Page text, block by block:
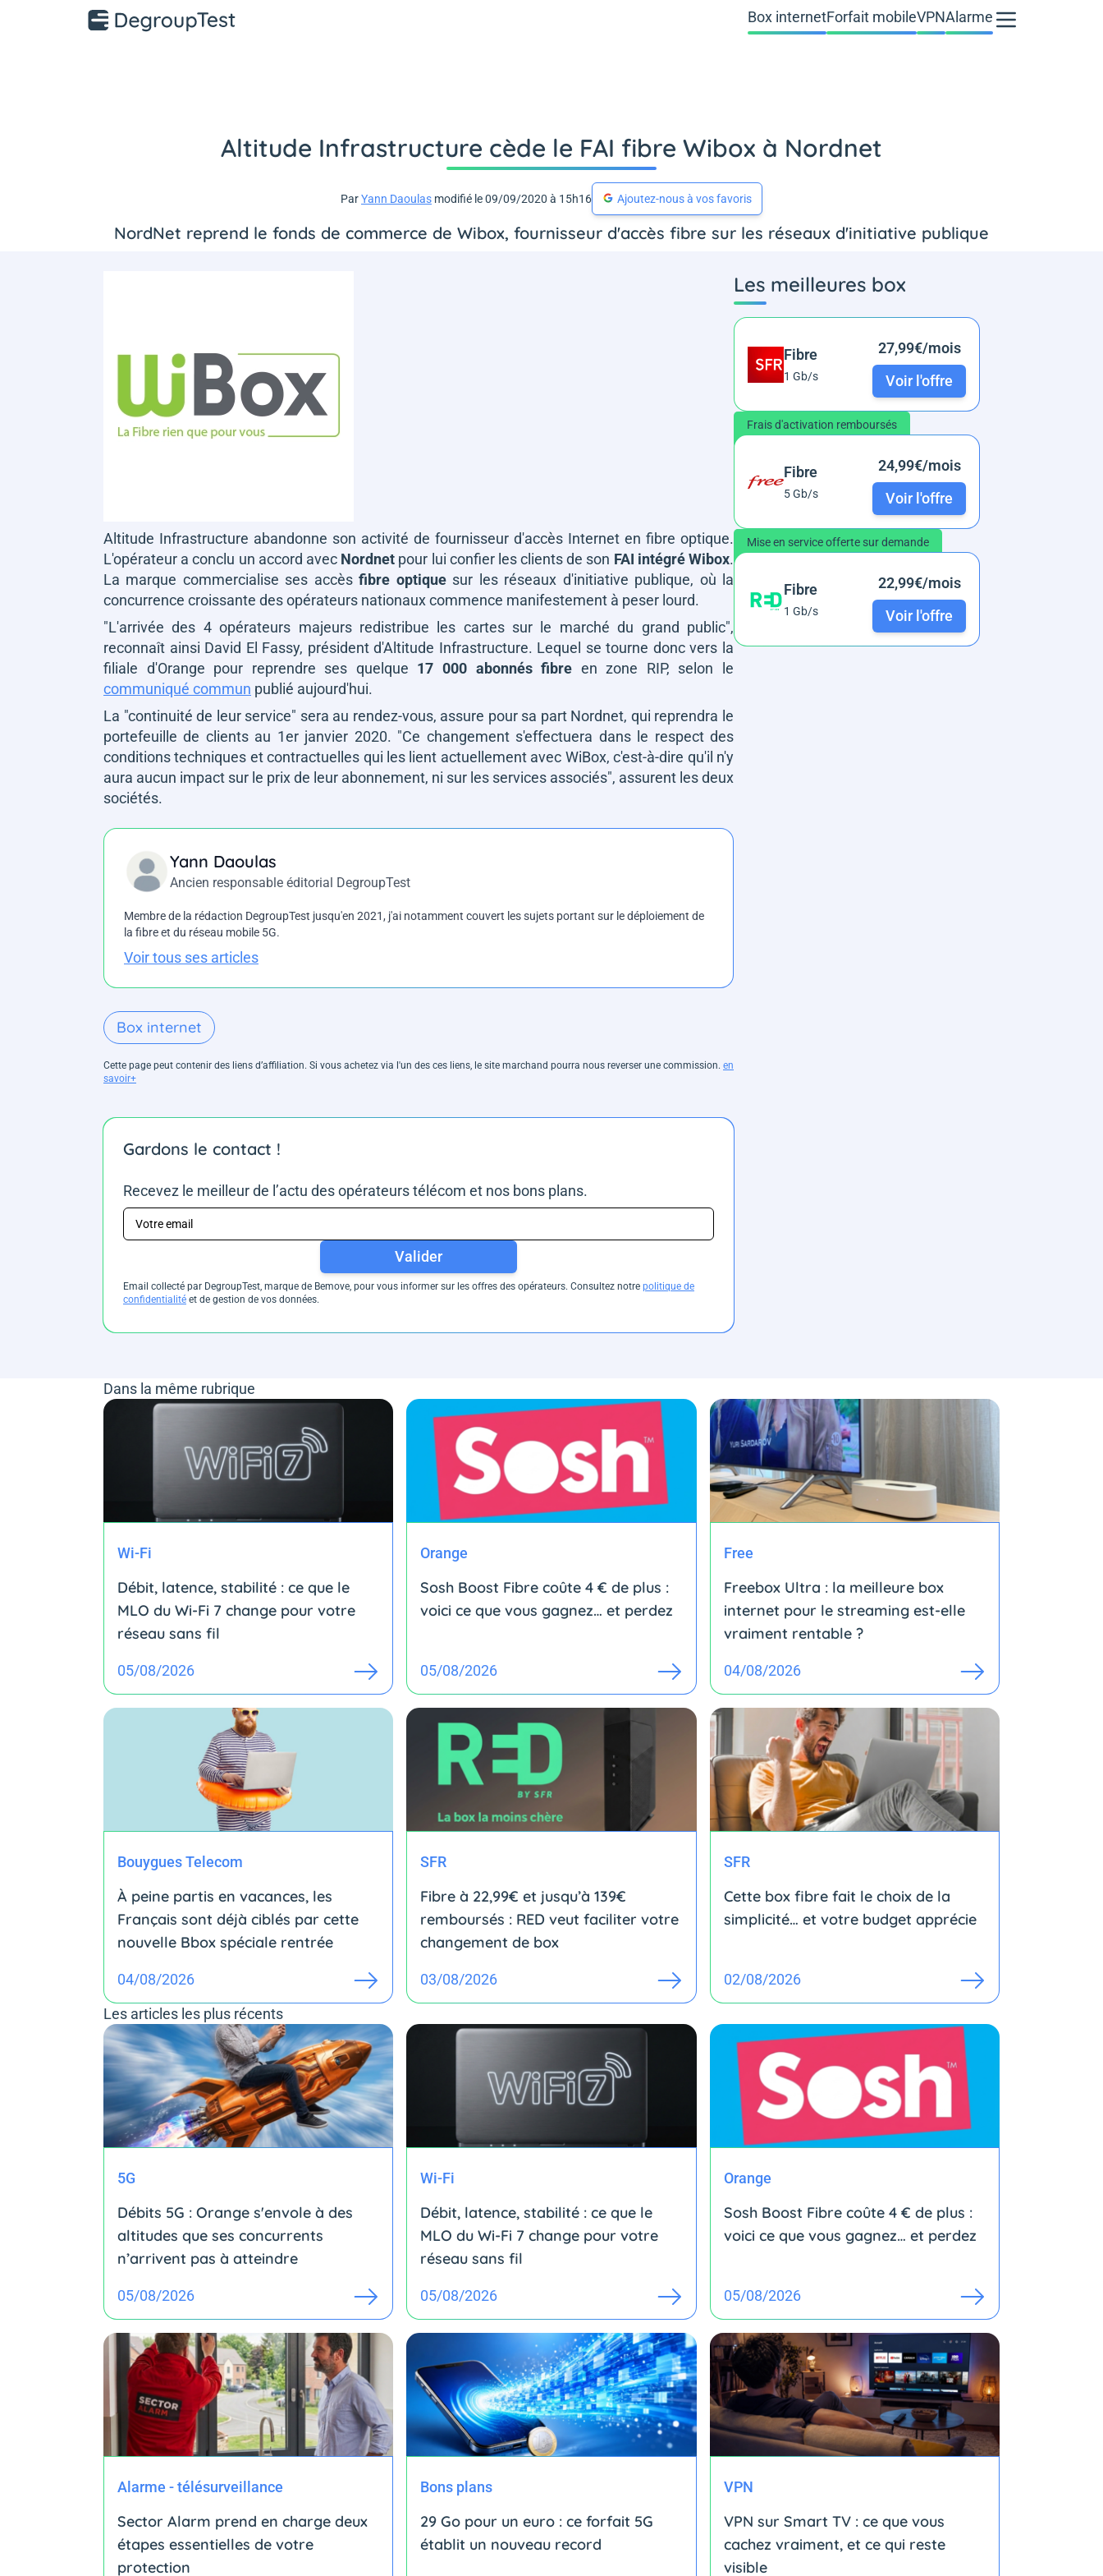
Box internetForfait mobileVPNAlarme
Altitude Infrastructure cède le FAI fibre Wibox à Nordnet
ParYann Daoulas modifié le 09/09/2020 à 15h16 Ajoutez-nous à vos favoris
NordNet reprend le fonds de commerce de Wibox, fournisseur d'accès fibre sur les réseaux d'initiative publique
Altitude Infrastructure abandonne son activité de fournisseur d'accès Internet en fibre optique.
L'opérateur a conclu un accord avec Nordnet pour lui confier les clients de son FAI intégré Wibox.
La marque commercialise ses accèsfibre optiquesur les réseaux d'initiative publique, où la
concurrence croissante des opérateurs nationaux commence manifestement à peser lourd.
"L'arrivée des 4 opérateurs majeurs redistribue les cartes sur le marché du grand public",
reconnaît ainsi David El Fassy, président d'Altitude Infrastructure. Lequel se tourne donc vers la
filiale d'Orange pour reprendre ses quelque 17 000 abonnés fibre en zone RIP, selon le
communiqué commun publié aujourd'hui.
La "continuité de leur service" sera au rendez-vous, assure pour sa part Nordnet, qui reprendra le
portefeuille de clients au 1er janvier 2020. "Ce changement s'effectuera dans le respect des
conditions techniques et contractuelles qui les lient actuellement avec WiBox, c'est-à-dire qu'il n'y
aura aucun impact sur le prix de leur abonnement, ni sur les services associés", assurent les deux
sociétés.
Yann Daoulas
Ancien responsable éditorial DegroupTest
Membre de la rédaction DegroupTest jusqu'en 2021, j'ai notamment couvert les sujets portant sur le déploiement de
la fibre et du réseau mobile 5G.
Voir tous ses articles
Box internet
Cette page peut contenir des liens d’affiliation. Si vous achetez via l'un des ces liens, le site marchand pourra nous reverser une commission. en
savoir+
Gardons le contact !
Recevez le meilleur de l’actu des opérateurs télécom et nos bons plans.
Valider
Email collecté par DegroupTest, marque de Bemove, pour vous informer sur les offres des opérateurs. Consultez notre politique de
confidentialité et de gestion de vos données.
Les meilleures box
Fibre
1 Gb/s
27,99€/mois
Voir l'offre
Frais d'activation remboursés
Fibre
5 Gb/s
24,99€/mois
Voir l'offre
Mise en service offerte sur demande
Fibre
1 Gb/s
22,99€/mois
Voir l'offre
Dans la même rubrique
Wi-Fi
Débit, latence, stabilité : ce que le
MLO du Wi-Fi 7 change pour votre
réseau sans fil
05/08/2026
Orange
Sosh Boost Fibre coûte 4 € de plus :
voici ce que vous gagnez… et perdez
05/08/2026
Free
Freebox Ultra : la meilleure box
internet pour le streaming est-elle
vraiment rentable ?
04/08/2026
Bouygues Telecom
À peine partis en vacances, les
Français sont déjà ciblés par cette
nouvelle Bbox spéciale rentrée
04/08/2026
SFR
Fibre à 22,99€ et jusqu’à 139€
remboursés : RED veut faciliter votre
changement de box
03/08/2026
SFR
Cette box fibre fait le choix de la
simplicité… et votre budget apprécie
02/08/2026
Les articles les plus récents
5G
Débits 5G : Orange s'envole à des
altitudes que ses concurrents
n’arrivent pas à atteindre
05/08/2026
Wi-Fi
Débit, latence, stabilité : ce que le
MLO du Wi-Fi 7 change pour votre
réseau sans fil
05/08/2026
Orange
Sosh Boost Fibre coûte 4 € de plus :
voici ce que vous gagnez… et perdez
05/08/2026
Alarme - télésurveillance
Sector Alarm prend en charge deux
étapes essentielles de votre
protection
Bons plans
29 Go pour un euro : ce forfait 5G
établit un nouveau record
VPN
VPN sur Smart TV : ce que vous
cachez vraiment, et ce qui reste
visible